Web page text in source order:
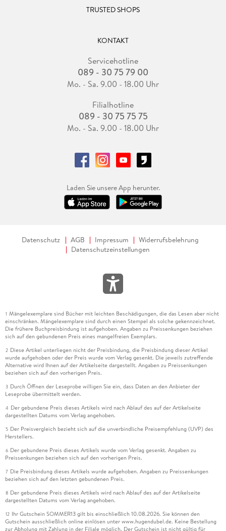
TRUSTED SHOPS
KONTAKT
Servicehotline
089 - 30 75 79 00
Mo. - Sa. 9.00 - 18.00 Uhr
Filialhotline
089 - 30 75 75 75
Mo. - Sa. 9.00 - 18.00 Uhr
Laden Sie unsere App herunter.
Datenschutz AGB Impressum
Widerrufsbelehrung
Datenschutzeinstellungen
1 Mängelexemplare sind Bücher mit leichten Beschädigungen, die das Lesen aber nicht
einschränken. Mängelexemplare sind durch einen Stempel als solche gekennzeichnet.
Die frühere Buchpreisbindung ist aufgehoben. Angaben zu Preissenkungen beziehen
sich auf den gebundenen Preis eines mangelfreien Exemplars.
2 Diese Artikel unterliegen nicht der Preisbindung, die Preisbindung dieser Artikel
wurde aufgehoben oder der Preis wurde vom Verlag gesenkt. Die jeweils zutreffende
Alternative wird Ihnen auf der Artikelseite dargestellt. Angaben zu Preissenkungen
beziehen sich auf den vorherigen Preis.
3 Durch Öffnen der Leseprobe willigen Sie ein, dass Daten an den Anbieter der
Leseprobe übermittelt werden.
4 Der gebundene Preis dieses Artikels wird nach Ablauf des auf der Artikelseite
dargestellten Datums vom Verlag angehoben.
5 Der Preisvergleich bezieht sich auf die unverbindliche Preisempfehlung (UVP) des
Herstellers.
6 Der gebundene Preis dieses Artikels wurde vom Verlag gesenkt. Angaben zu
Preissenkungen beziehen sich auf den vorherigen Preis.
7 Die Preisbindung dieses Artikels wurde aufgehoben. Angaben zu Preissenkungen
beziehen sich auf den letzten gebundenen Preis.
8 Der gebundene Preis dieses Artikels wird nach Ablauf des auf der Artikelseite
dargestellten Datums vom Verlag angehoben.
12 Ihr Gutschein SOMMER13 gilt bis einschließlich 10.08.2026. Sie können den
Gutschein ausschließlich online einlösen unter www.hugendubel.de. Keine Bestellung
zur Abholung mit Zahlung in der Filiale möglich. Der Gutschein ist nicht gültig für